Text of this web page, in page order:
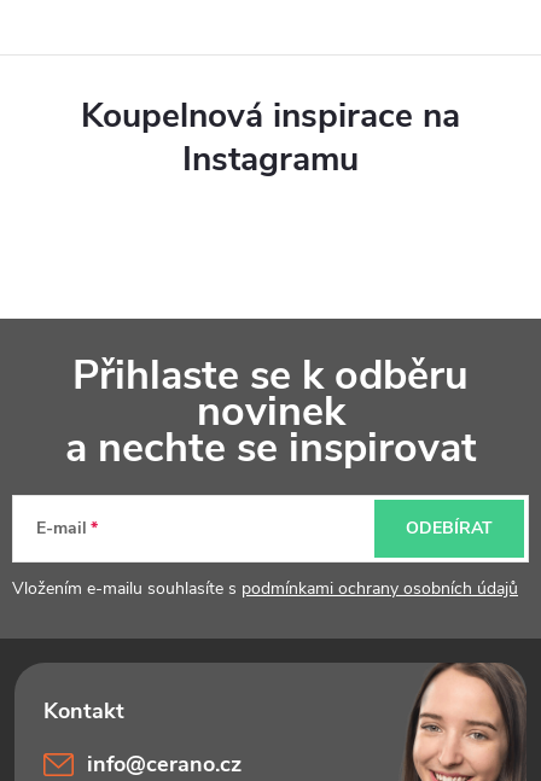
Koupelnová inspirace na
Instagramu
a
Přihlaste se k odběru
novinek
a nechte se inspirovat
E-mail
Vložením e-mailu souhlasíte s podmínkami ochrany osobních údajů
ODEBÍRAT
info@cerano.cz